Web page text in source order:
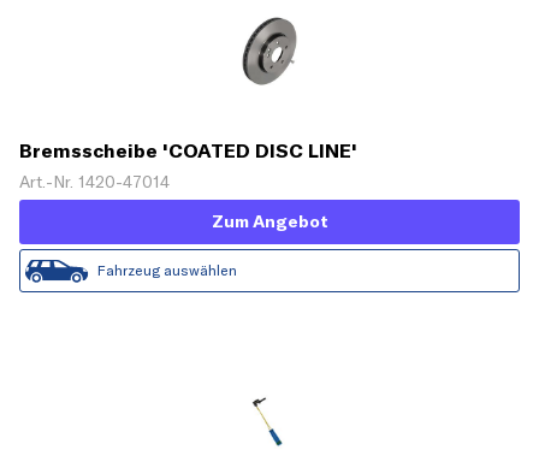
Bremsscheibe 'COATED DISC LINE'
Art.-Nr. 1420-47014
Zum Angebot
Fahrzeug auswählen